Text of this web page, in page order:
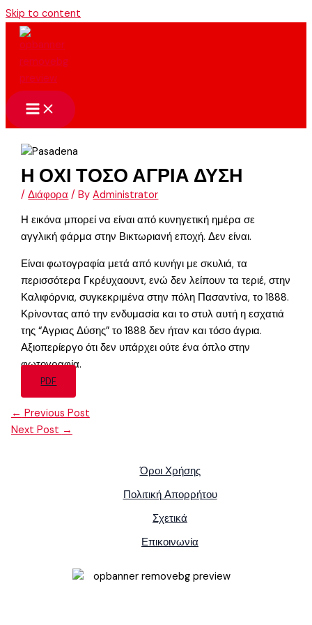
Skip to content
Η ΟΧΙ ΤΟΣΟ ΑΓΡΙΑ ΔΥΣΗ
/Διάφορα / ByAdministrator
Η εικόνα μπορεί να είναι από κυνηγετική ημέρα σε
αγγλική φάρμα στην Βικτωριανή εποχή. Δεν είναι.
Είναι φωτογραφία μετά από κυνήγι με σκυλιά, τα
περισσότερα Γκρέυχαουντ, ενώ δεν λείπουν τα τεριέ, στην
Καλιφόρνια, συγκεκριμένα στην πόλη Πασαντίνα, το 1888.
Κρίνοντας από την ενδυμασία και το στυλ αυτή η εσχατιά
της “Αγριας Δύσης” το 1888 δεν ήταν και τόσο άγρια.
Αξιοπερίεργο ότι δεν υπάρχει ούτε ένα όπλο στην
φωτογραφία.
PDF
← Previous Post
Next Post →
Όροι Χρήσης
Πολιτική Απορρήτου
Σχετικά
Επικοινωνία